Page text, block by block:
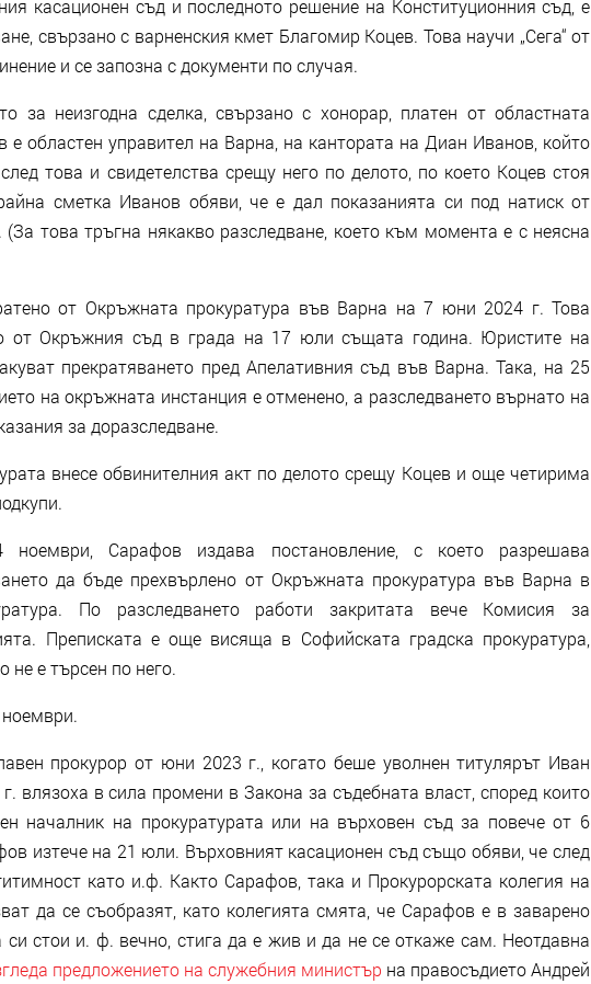
касационен съд и последното решение на Конституционния съд, е
свързано с варненския кмет Благомир Коцев. Това научи „Сега“ от
и се запозна с документи по случая.
за неизгодна сделка, свързано с хонорар, платен от областната
е областен управител на Варна, на кантората на Диан Иванов, който
това и свидетелства срещу него по делото, по което Коцев стоя
сметка Иванов обяви, че е дал показанията си под натиск от
това тръгна някакво разследване, което към момента е с неясна
от Окръжната прокуратура във Варна на 7 юни 2024 г. Това
от Окръжния съд в града на 17 юли същата година. Юристите на
прекратяването пред Апелативния съд във Варна. Така, на 25
на окръжната инстанция е отменено, а разследването върнато на
за доразследване.
внесе обвинителния акт по делото срещу Коцев и още четирима
Сарафов издава постановление, с което разрешава
да бъде прехвърлено от Окръжната прокуратура във Варна в
По разследването работи закритата вече Комисия за
Преписката е още висяща в Софийската градска прокуратура,
не е търсен по него.
ноември.
прокурор от юни 2023 г., когато беше уволнен титулярът Иван
влязоха в сила промени в Закона за съдебната власт, според които
началник на прокуратурата или на върховен съд за повече от 6
изтече на 21 юли. Върховният касационен съд също обяви, че след
като и.ф. Както Сарафов, така и Прокурорската колегия на
да се съобразят, като колегията смята, че Сарафов е в заварено
стои и. ф. вечно, стига да е жив и да не се откаже сам. Неотдавна
предложението на служебния министър на правосъдието Андрей